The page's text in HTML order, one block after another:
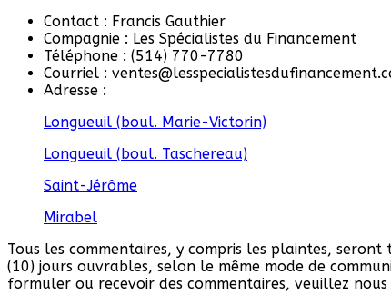
Contact : Francis Gauthier
Compagnie : Les Spécialistes du Financement
Téléphone : (514) 770-7780
Courriel :
Adresse :
Longueuil (boul. Marie-Victorin)
Longueuil (boul. Taschereau)
Saint-Jérôme
Mirabel
Tous les commentaires, y compris les plaintes,
(10) jours ouvrables, selon le même mode de
formuler ou recevoir des commentaires, veuillez